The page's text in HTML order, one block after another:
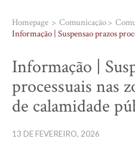
Homepage Comunicação
Informação | Suspensao prazos
Informação |
processuais nas
de calamidade
13 DE FEVEREIRO, 2026